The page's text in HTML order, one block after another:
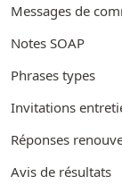
Messages de
Notes SOAP
Phrases types
Invitations
Réponses
Avis de résultats